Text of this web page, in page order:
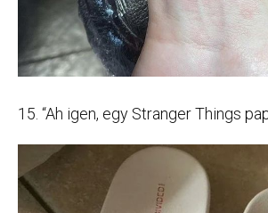
15. “Ah igen, egy Stranger Things